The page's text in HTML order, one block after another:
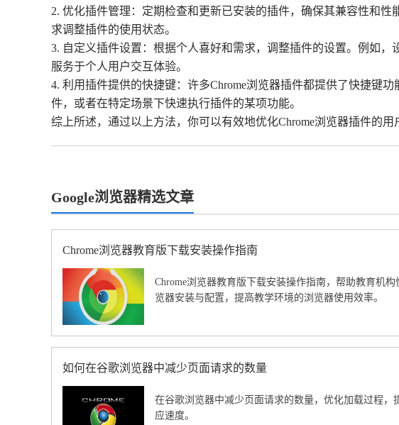
2. 优化插件管理：定期检查和更新已安装的插件，确保其兼容性和
求调整插件的使用状态。
3. 自定义插件设置：根据个人喜好和需求，调整插件的设置。例如
服务于个人用户交互体验。
4. 利用插件提供的快捷键：许多Chrome浏览器插件都提供了快捷键
件，或者在特定场景下快速执行插件的某项功能。
综上所述，通过以上方法，你可以有效地优化Chrome浏览器插件的
Google浏览器精选文章
Chrome浏览器教育版下载安装操作指南
Chrome浏览器教育版下载安装操作指南，帮助教育机构
览器安装与配置，提高教学环境的浏览器使用效率。
如何在谷歌浏览器中减少页面请求的数量
在谷歌浏览器中减少页面请求的数量，优化加载过程，
应速度。